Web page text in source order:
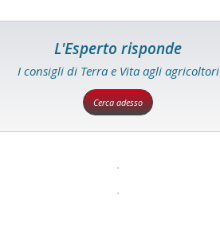
L'Esperto risponde
I consigli di Terra e Vita agli agricoltori
Cerca adesso